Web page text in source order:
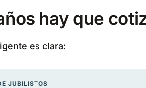
hay que
es clara:
JUBILISTOS